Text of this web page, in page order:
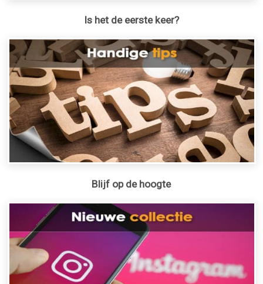
Is het de eerste keer?
Blijf op de hoogte